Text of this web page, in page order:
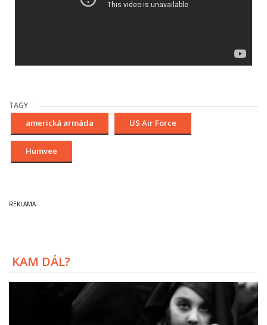
TAGY
americká armáda US Air Force
Humvee
KAM DÁL?